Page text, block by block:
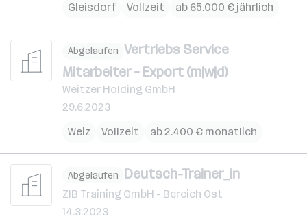
Gleisdorf
Vollzeit ab 65.000 € jährlich
Abgelaufen Vertriebs Service
Mitarbeiter – Export (m|w|d)
Weitzer Holding GmbH
29.6.2023
Weiz
Vollzeit ab 2.400 € monatlich
Abgelaufen Deutsch-Trainer_in
ZIB Training GmbH - Bereich Ost
14.3.2023